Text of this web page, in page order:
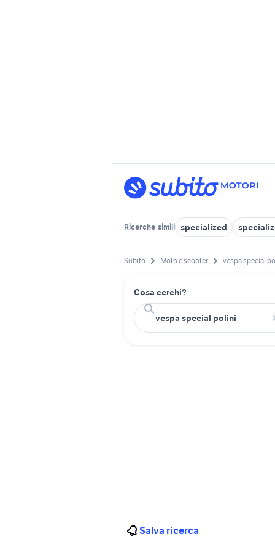
Ricerche simili specialized
Subito Moto e scooter vespa special
Cosa cerchi?
Salva ricerca